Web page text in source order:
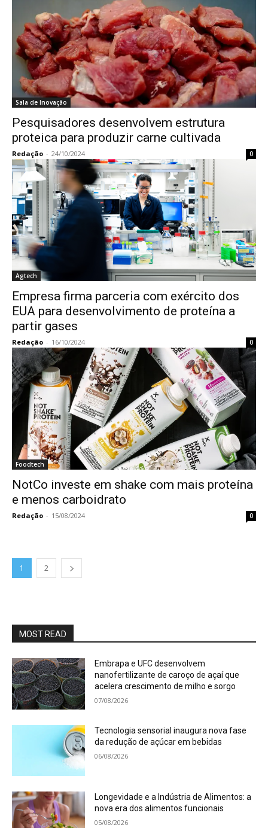
Sala de Inovação
Pesquisadores desenvolvem estrutura
proteica para produzir carne cultivada
Redação - 24/10/2024 0
Agtech
Empresa firma parceria com exército dos
EUA para desenvolvimento de proteína a
partir gases
Redação - 16/10/2024 0
Foodtech
NotCo investe em shake com mais proteína
e menos carboidrato
Redação - 15/08/2024 0
1 2
MOST READ
Embrapa e UFC desenvolvem
nanofertilizante de caroço de açaí que
acelera crescimento de milho e sorgo
07/08/2026
Tecnologia sensorial inaugura nova fase
da redução de açúcar em bebidas
06/08/2026
Longevidade e a Indústria de Alimentos: a
nova era dos alimentos funcionais
05/08/2026